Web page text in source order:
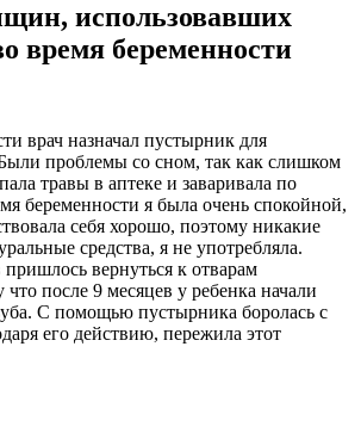
использовавших
время беременности
врач назначал пустырник для
проблемы со сном, так как слишком
травы в аптеке и заваривала по
беременности я была очень спокойной,
себя хорошо, поэтому никакие
средства, я не употребляла.
вернуться к отварам
после 9 месяцев у ребенка начали
С помощью пустырника боролась с
его действию, пережила этот